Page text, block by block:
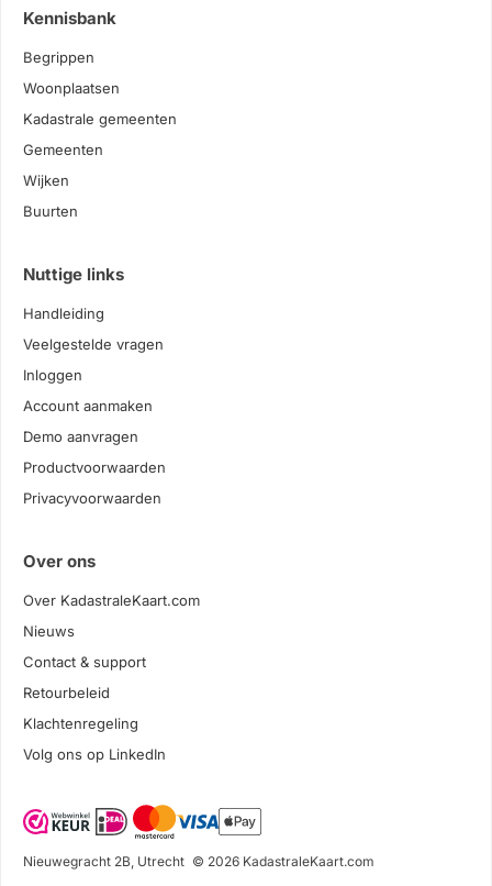
Kennisbank
Begrippen
Woonplaatsen
Kadastrale gemeenten
Gemeenten
Wijken
Buurten
Nuttige links
Handleiding
Veelgestelde vragen
Inloggen
Account aanmaken
Demo aanvragen
Productvoorwaarden
Privacyvoorwaarden
Over ons
Over KadastraleKaart.com
Nieuws
Contact & support
Retourbeleid
Klachtenregeling
Volg ons op LinkedIn
Nieuwegracht 2B, Utrecht © 2026 KadastraleKaart.com